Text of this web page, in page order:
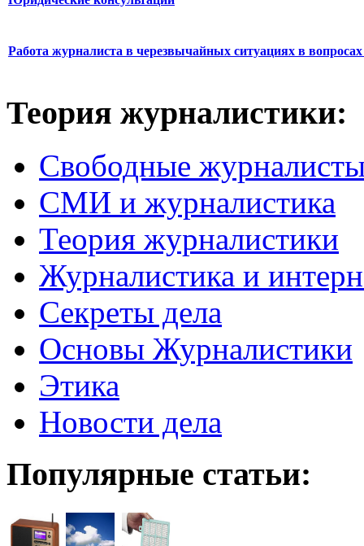
Работа журналиста в черезвычайных ситуациях в вопросах
Теория журналистики:
Свободные
СМИ и журналистика
Теория журналистики
Журналистика и
Секреты дела
Основы Журналистики
Этика
Новости дела
Популярные статьи: